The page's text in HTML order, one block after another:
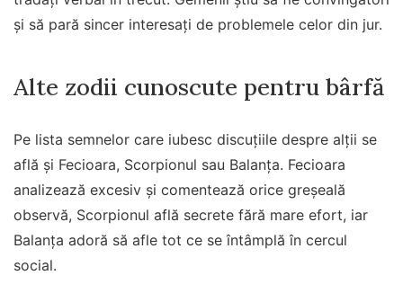
și să pară sincer interesați de problemele celor din jur.
Alte zodii cunoscute pentru bârfă
Pe lista semnelor care iubesc discuțiile despre alții se
află și Fecioara, Scorpionul sau Balanța. Fecioara
analizează excesiv și comentează orice greșeală
observă, Scorpionul află secrete fără mare efort, iar
Balanța adoră să afle tot ce se întâmplă în cercul
social.